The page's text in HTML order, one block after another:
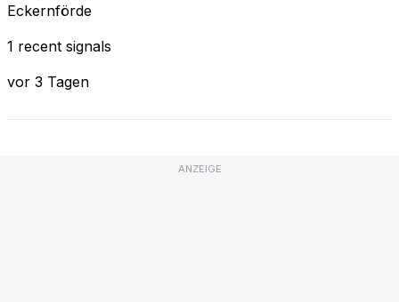
Eckernförde
1 recent signals
vor 3 Tagen
ANZEIGE